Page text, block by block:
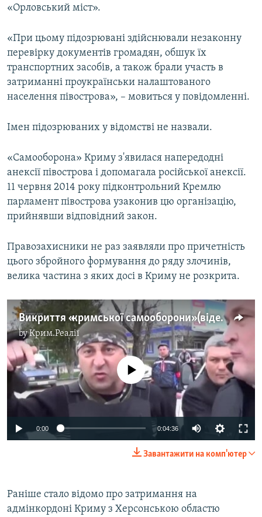
«Орловський міст».
«При цьому підозрювані здійснювали незаконну
перевірку документів громадян, обшук їх
транспортних засобів, а також брали участь в
затриманні проукраїнськи налаштованого
населення півострова», – мовиться у повідомленні.
Імен підозрюваних у відомстві не назвали.
«Самооборона» Криму з'явилася напередодні
анексії півострова і допомагала російської анексії.
11 червня 2014 року підконтрольний Кремлю
парламент півострова узаконив цю організацію,
прийнявши відповідний закон.
Правозахисники не раз заявляли про причетність
цього збройного формування до ряду злочинів,
велика частина з яких досі в Криму не розкрита.
Викриття «кримської самооборони» (відео)
byКрим.Реалії
No media source currently available
0:00 0:04:36
Завантажити на комп'ютер
Раніше стало відомо про затримання на
адмінкордоні Криму з Херсонською областю